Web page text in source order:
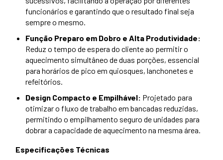
funcionários e garantindo que o resultado final seja
sempre o mesmo.
Função Preparo em Dobro e Alta Produtividade:
Reduz o tempo de espera do cliente ao permitir o
aquecimento simultâneo de duas porções, essencial
para horários de pico em quiosques, lanchonetes e
refeitórios.
Design Compacto e Empilhável: Projetado para
otimizar o fluxo de trabalho em bancadas reduzidas,
permitindo o empilhamento seguro de unidades para
dobrar a capacidade de aquecimento na mesma área.
Especificações Técnicas